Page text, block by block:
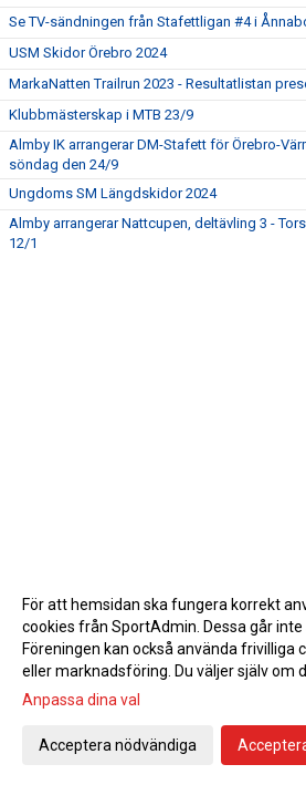
Se TV-sändningen från Stafettligan #4 i
USM Skidor Örebro 2024
MarkaNatten Trailrun 2023 - Resultatlistan
Klubbmästerskap i MTB 23/9
Almby IK arrangerar DM-Stafett för Örebro-
söndag den 24/9
Ungdoms SM Längdskidor 2024
Almby arrangerar Nattcupen, deltävling 3 -
12/1
Gå till Webbversion
För att hemsidan ska fungera korrekt
cookies från SportAdmin. Dessa går inte
Föreningen kan också använda frivilliga
eller marknadsföring. Du väljer själv om
Anpassa dina val
Acceptera nödvändiga